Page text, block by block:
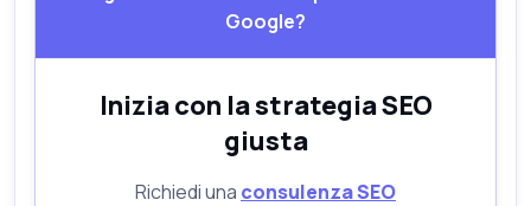
Google?
Inizia con la strategia SEO
giusta
Richiedi una consulenza SEO